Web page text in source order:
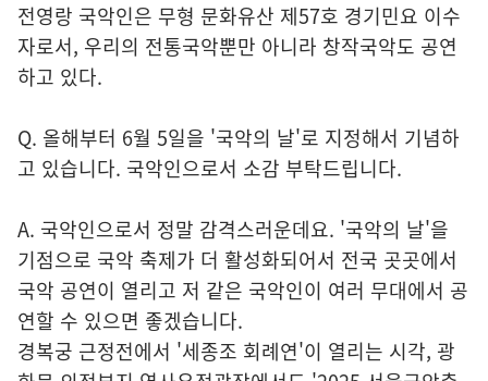
전영랑 국악인은 무형 문화유산 제57호 경기민요 이수
자로서, 우리의 전통국악뿐만 아니라 창작국악도 공연
하고 있다.
Q. 올해부터 6월 5일을 '국악의 날'로 지정해서 기념하
고 있습니다. 국악인으로서 소감 부탁드립니다.
A. 국악인으로서 정말 감격스러운데요. '국악의 날'을
기점으로 국악 축제가 더 활성화되어서 전국 곳곳에서
국악 공연이 열리고 저 같은 국악인이 여러 무대에서 공
연할 수 있으면 좋겠습니다.
경복궁 근정전에서 '세종조 회례연'이 열리는 시각, 광